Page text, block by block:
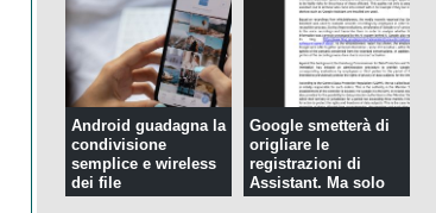
Android guadagna la
condivisione
semplice e wireless
dei file
Google smetterà di
origliare le
registrazioni di
Assistant. Ma solo
per tre...